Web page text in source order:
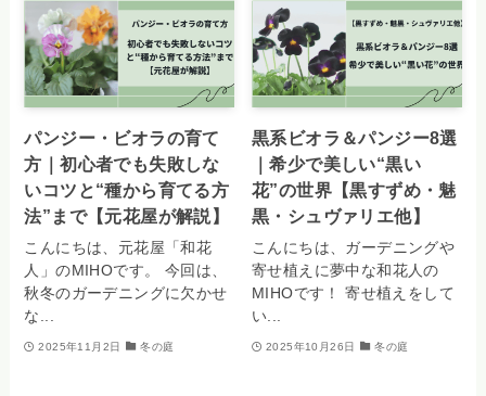
パンジー・ビオラの育て
方｜初心者でも失敗しな
いコツと“種から育てる方
法”まで【元花屋が解説】
こんにちは、元花屋「和花
人」のMIHOです。 今回は、
秋冬のガーデニングに欠かせ
な...
2025年11月2日 冬の庭
黒系ビオラ＆パンジー8選
｜希少で美しい“黒い
花”の世界【黒すずめ・魅
黒・シュヴァリエ他】
こんにちは、ガーデニングや
寄せ植えに夢中な和花人の
MIHOです！ 寄せ植えをして
い...
2025年10月26日 冬の庭